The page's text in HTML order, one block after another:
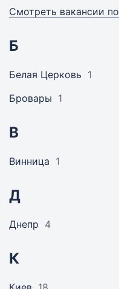
Смотреть вакансии по
Б
Белая Церковь 1
Бровары 1
В
Винница 1
Д
Днепр 4
К